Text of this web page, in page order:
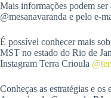
Mais informações podem
@mesanavaranda e pelo e-
É possível conhecer mais
MST no estado do Rio de
Instagram Terra Crioula
Conheças as estratégias e